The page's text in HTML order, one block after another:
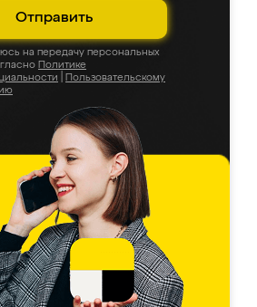
Отправить
на передачу персональных
Политике
Пользовательскому